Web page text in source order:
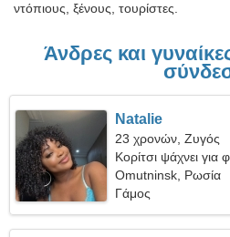
ντόπιους, ξένους, τουρίστες.
Άνδρες και
Natalie
23 χρονών, Ζυγός
Κορίτσι ψάχνει για
Omutninsk, Ρωσία
Γάμος